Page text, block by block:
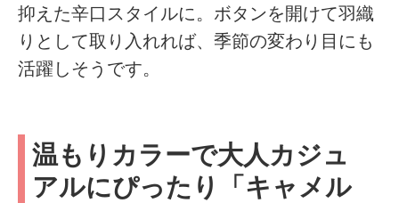
抑えた辛口スタイルに。ボタンを開けて羽織
りとして取り入れれば、季節の変わり目にも
活躍しそうです。
温もりカラーで大人カジュ
アルにぴったり「キャメル